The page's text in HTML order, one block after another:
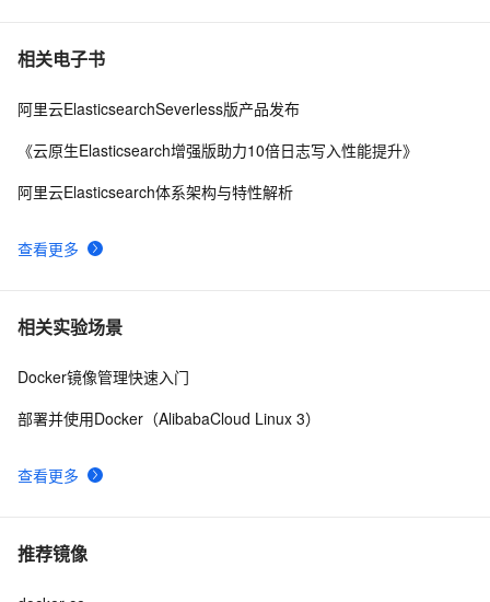
相关电子书
查看更多
阿里云ElasticsearchSeverless版产品发布
《云原生Elasticsearch增强版助力10倍日志写入性能提升》
阿里云Elasticsearch体系架构与特性解析
相关实验场景
查看更多
Docker镜像管理快速入门
部署并使用Docker（AlibabaCloud Linux 3）
推荐镜像